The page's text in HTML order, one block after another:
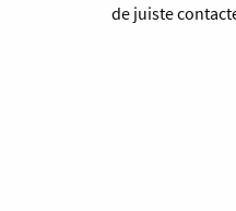
de juiste